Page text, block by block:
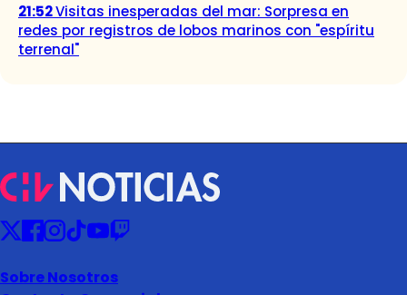
21:52Visitas inesperadas del mar: Sorpresa en
redes por registros de lobos marinos con "espíritu
terrenal"
Sobre Nosotros